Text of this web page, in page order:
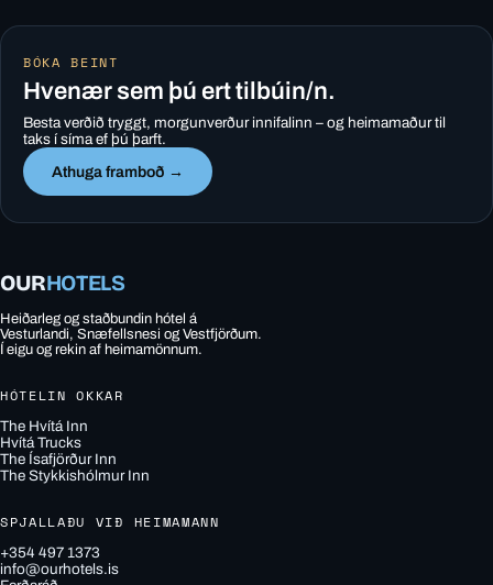
BÓKA BEINT
Hvenær sem þú ert tilbúin/n.
Besta verðið tryggt, morgunverður innifalinn – og heimamaður til
taks í síma ef þú þarft.
Athuga framboð →
OURHOTELS
Heiðarleg og staðbundin hótel á
Vesturlandi, Snæfellsnesi og Vestfjörðum.
Í eigu og rekin af heimamönnum.
HÓTELIN OKKAR
The Hvítá Inn
Hvítá Trucks
The Ísafjörður Inn
The Stykkishólmur Inn
SPJALLAÐU VIÐ HEIMAMANN
+354 497 1373
info@ourhotels.is